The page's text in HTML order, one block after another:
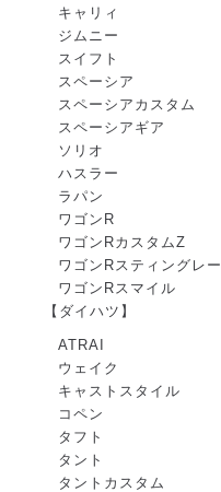
キャリィ
ジムニー
スイフト
スペーシア
スペーシアカスタム
スペーシアギア
ソリオ
ハスラー
ラパン
ワゴンR
ワゴンRカスタムZ
ワゴンRスティングレー
ワゴンRスマイル
【ダイハツ】
ATRAI
ウェイク
キャストスタイル
コペン
タフト
タント
タントカスタム